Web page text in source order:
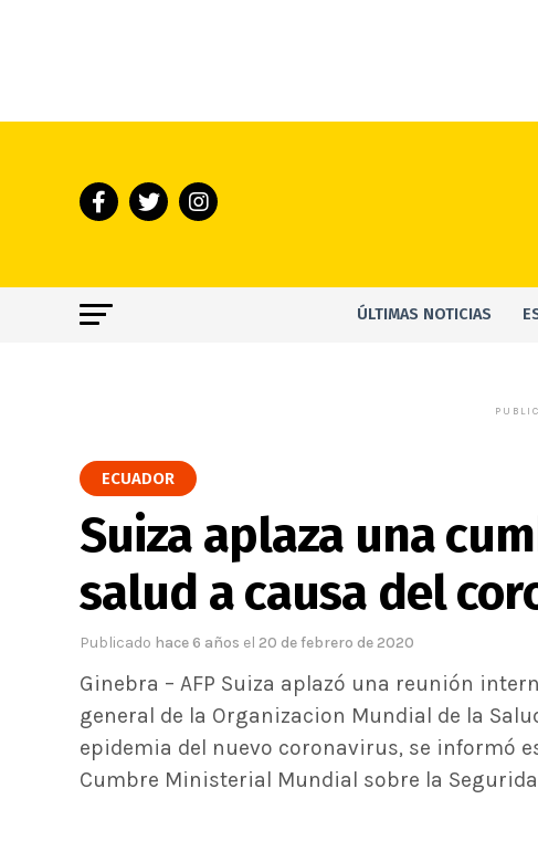
ÚLTIMAS NOTICIAS
ECUADOR
Suiza aplaza una
salud a causa del
Publicado hace 6 años el 20 de febrero de 2020
Ginebra – AFP Suiza aplazó una reunión
general de la Organizacion Mundial de la
epidemia del nuevo coronavirus, se informó
Cumbre Ministerial Mundial sobre la